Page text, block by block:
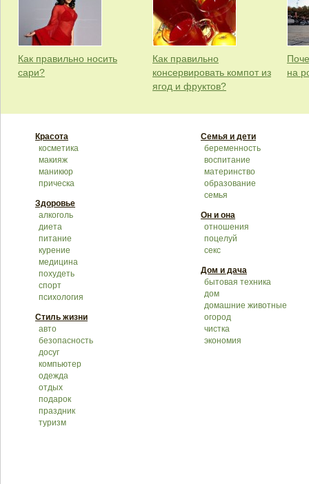
Как правильно носить
сари?
Как правильно
консервировать компот из
ягод и фруктов?
на
Красота
косметика
макияж
маникюр
прическа
Здоровье
алкоголь
диета
питание
курение
медицина
похудеть
спорт
психология
Стиль жизни
авто
безопасность
досуг
компьютер
одежда
отдых
подарок
праздник
туризм
Семья и дети
беременность
воспитание
материнство
образование
семья
Он и она
отношения
поцелуй
секс
Дом и дача
бытовая техника
дом
домашние животные
огород
чистка
экономия